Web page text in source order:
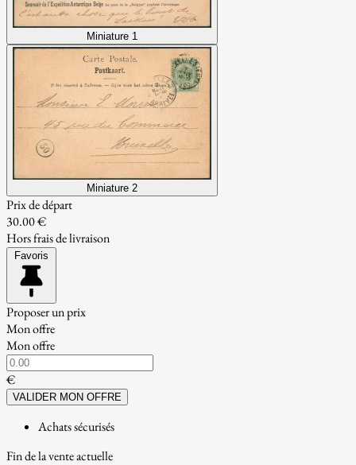
Miniature 1
Miniature 2
Prix de départ
30.00 €
Hors frais de livraison
Favoris
Proposer un prix
Mon offre
Mon offre
€
VALIDER MON OFFRE
Achats sécurisés
Fin de la vente actuelle